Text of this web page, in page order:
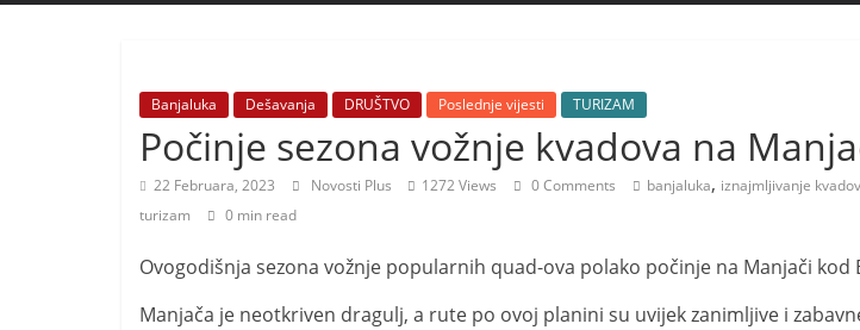
Banjaluka Dešavanja DRUŠTVO Poslednje vijesti TURIZAM
Počinje sezona vožnje kvadova na
22 Februara, 2023 Novosti Plus 1272 Views 0 Comments banjaluka, iznajmljivanje
turizam 0 min read
Ovogodišnja sezona vožnje popularnih quad-ova polako počinje na Manjači kod
Manjača je neotkriven dragulj, a rute po ovoj planini su uvijek zanimljive i